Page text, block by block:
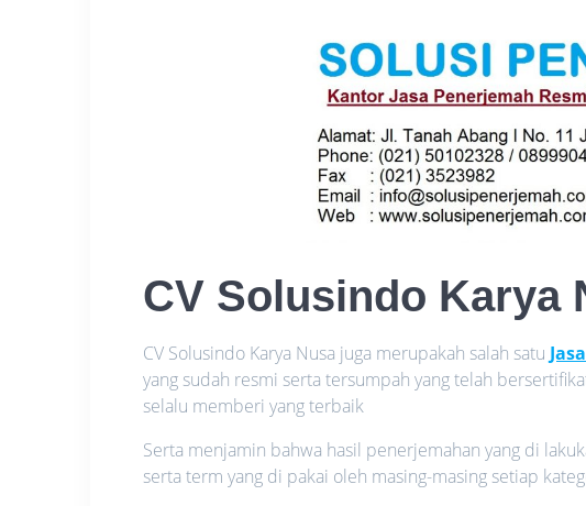
CV Solusindo Karya
CV Solusindo Karya Nusa juga merupakah salah satu
yang sudah resmi serta tersumpah yang telah
selalu memberi yang terbaik
Serta menjamin bahwa hasil penerjemahan yang di
serta term yang di pakai oleh masing-masing setiap